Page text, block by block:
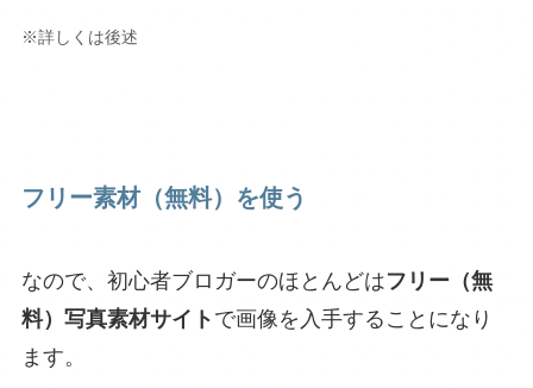
※詳しくは後述
フリー素材（無料）を使う
なので、初心者ブロガーのほとんどはフリー（無
料）写真素材サイト で画像を入手することになり
ます。